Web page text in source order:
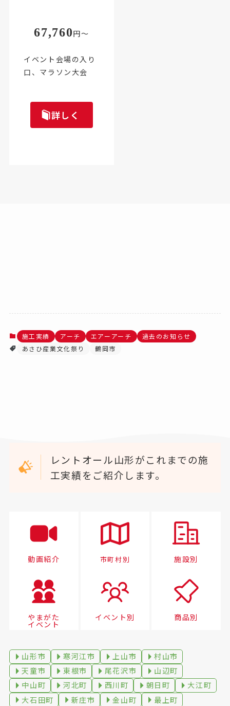
67,760円～
イベント会場の入り
口、マラソン大会
詳しく
施工実績 アーチ エアーアーチ
過去のお知らせ
あさひ産業文化祭り
鶴岡市
レントオール山形がこれまでの施
工実績をご紹介します。
動画紹介 市町村別 施設別
やまがた
イベント
イベント別 商品別
山形市 寒河江市 上山市
村山市
天童市
東根市 尾花沢市
山辺町
中山町
河北町 西川町 朝日町
大江町
大石田町
新庄市 金山町 最上町